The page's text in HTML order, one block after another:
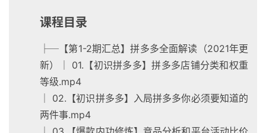
课程目录
├─【第1-2期汇总】拼多多全面解读（2021年更
新）│ 01.【初识拼多多】拼多多店铺分类和权重
等级.mp4
│ 02.【初识拼多多】入局拼多多你必须要知道的
两件事.mp4